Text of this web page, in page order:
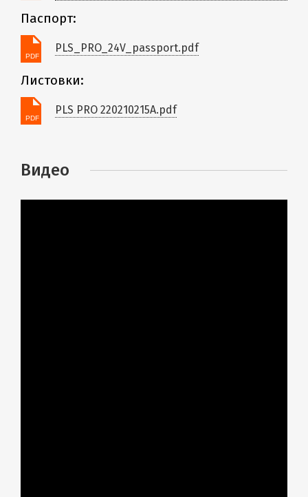
Паспорт:
PLS_PRO_24V_passport.pdf
Листовки:
PLS PRO 220210215A.pdf
Видео